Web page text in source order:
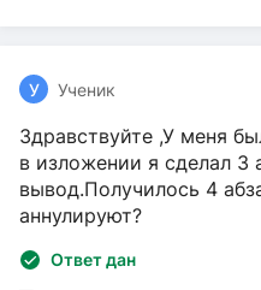
У Ученик
Здравствуйте ,У меня
в изложении я сделал 3
вывод.Получилось 4
аннулируют?
Ответ дан